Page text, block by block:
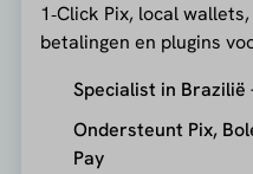
1‑Click Pix, local
betalingen en plugins
Specialist in Brazilië
Ondersteunt Pix,
Pay